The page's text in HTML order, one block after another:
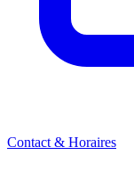
Contact & Horaires